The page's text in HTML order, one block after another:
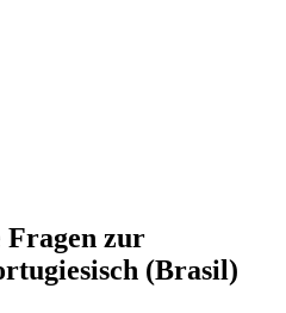
Fragen zur
(Brasil)